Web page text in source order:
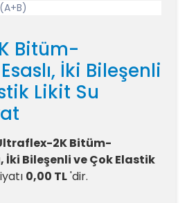
Bitüm-
İki Bileşenli
Likit Su
2K Bitüm-
İki Bileşenli ve Çok Elastik
0,00 TL'dir.